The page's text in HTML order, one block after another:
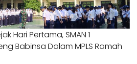
Hari Pertama, SMAN 1
Babinsa Dalam MPLS Ramah